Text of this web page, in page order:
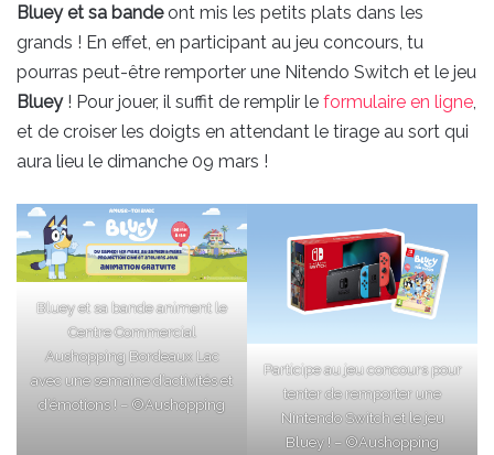
Bluey et sa bandeont mis les petits plats dans les
grands ! En effet, en participant au jeu concours, tu
pourras peut-être remporter une Nitendo Switch et le jeu
Bluey! Pour jouer, il suffit de remplir le formulaire en ligne,
et de croiser les doigts en attendant le tirage au sort qui
aura lieu le dimanche 09 mars !
Bluey et sa bande animent le
Centre Commercial
Aushopping Bordeaux Lac
avec une semaine d’activités et
d’émotions ! – ©Aushopping
Participe au jeu concours pour
tenter de remporter une
Nintendo Switch et le jeu
Bluey ! – ©Aushopping